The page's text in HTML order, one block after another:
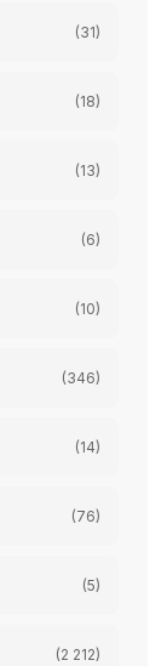
(31)
(18)
(13)
(6)
(10)
(346)
(14)
(76)
(5)
(2 212)